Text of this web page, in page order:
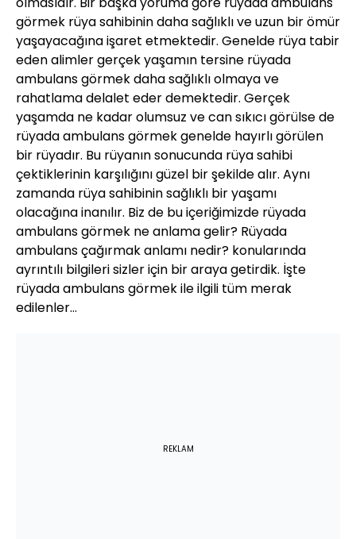
görmek rüya sahibinin daha sağlıklı ve uzun bir ömür
yaşayacağına işaret etmektedir. Genelde rüya tabir
eden alimler gerçek yaşamın tersine rüyada
ambulans görmek daha sağlıklı olmaya ve
rahatlama delalet eder demektedir. Gerçek
yaşamda ne kadar olumsuz ve can sıkıcı görülse de
rüyada ambulans görmek genelde hayırlı görülen
bir rüyadır. Bu rüyanın sonucunda rüya sahibi
çektiklerinin karşılığını güzel bir şekilde alır. Aynı
zamanda rüya sahibinin sağlıklı bir yaşamı
olacağına inanılır. Biz de bu içeriğimizde rüyada
ambulans görmek ne anlama gelir? Rüyada
ambulans çağırmak anlamı nedir? konularında
ayrıntılı bilgileri sizler için bir araya getirdik. İşte
rüyada ambulans görmek ile ilgili tüm merak
edilenler…
REKLAM